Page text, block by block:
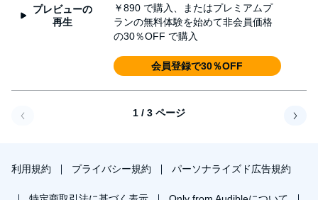
プレビューの
再生
￥890 で購入、またはプレミアムプ
ランの無料体験を始めて非会員価格
の30％OFF で購入
会員登録で30％OFF
1 / 3 ページ
利用規約 プライバシー規約 パーソナライズド広告規約